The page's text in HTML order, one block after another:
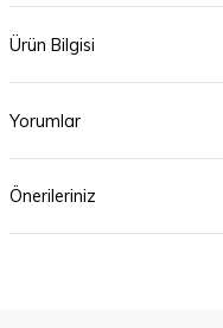
Ürün Bilgisi
Yorumlar
Önerileriniz